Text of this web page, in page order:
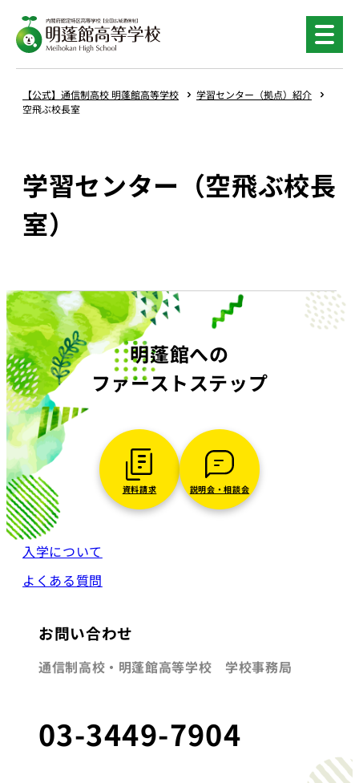
【公式】通信制高校 明蓬館高等学校
学習センター（拠点）紹介
空飛ぶ校長室
学習センター（空飛ぶ校長
室）
明蓬館への
ファーストステップ
資料請求 説明会・相談会
入学について
よくある質問
お問い合わせ
通信制高校・明蓬館高等学校 学校事務局
03-3449-7904